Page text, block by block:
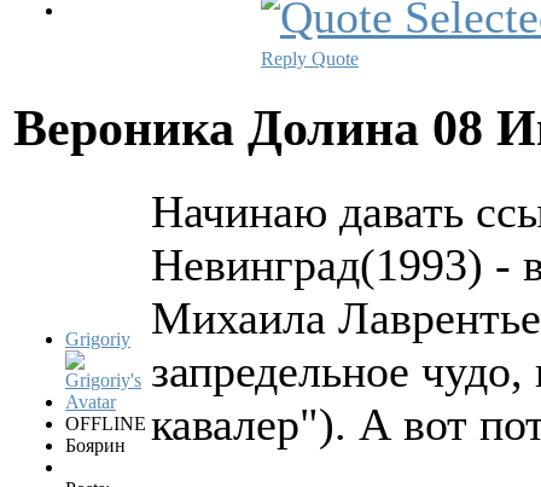
Reply Quote
Вероника Долина 08
Grigoriy
OFFLINE
Боярин
Начинаю давать
Невинград(1993) -
Михаила
запредельное
кавалер"). А вот